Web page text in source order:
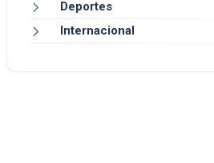
Deportes
Internacional